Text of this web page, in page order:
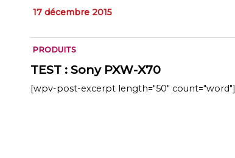
17 décembre 2015
PRODUITS
TEST : Sony PXW-X70
[wpv-post-excerpt length="50" count="word"]